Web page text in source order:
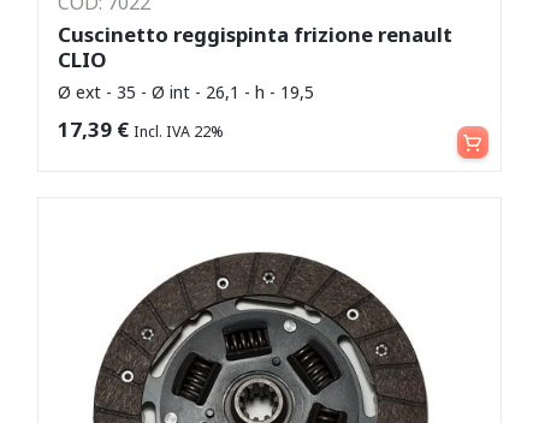
Cuscinetto reggispinta frizione renault
CLIO
Ø ext - 35 - Ø int - 26,1 - h - 19,5
17,39 € Incl. IVA 22% Aggiungi al carrello